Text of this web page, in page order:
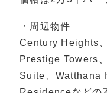
・周辺物件
Century Heights
Prestige Towers
Suite、Watthana